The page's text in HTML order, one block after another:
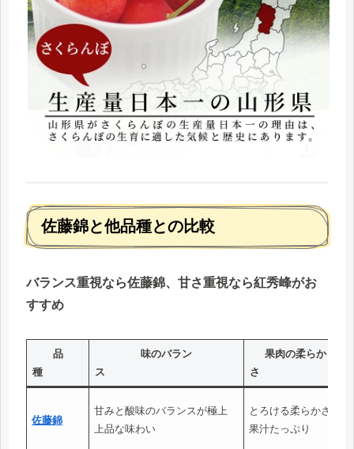
佐藤錦と他品種との比較
バランス重視なら佐藤錦、甘さ重視なら紅秀峰がお
すすめ
品
種
味のバラン
ス
果肉の柔らか
さ
佐藤錦
甘みと酸味のバランスが極上
上品な味わい
とろける柔らかさ
果汁たっぷり